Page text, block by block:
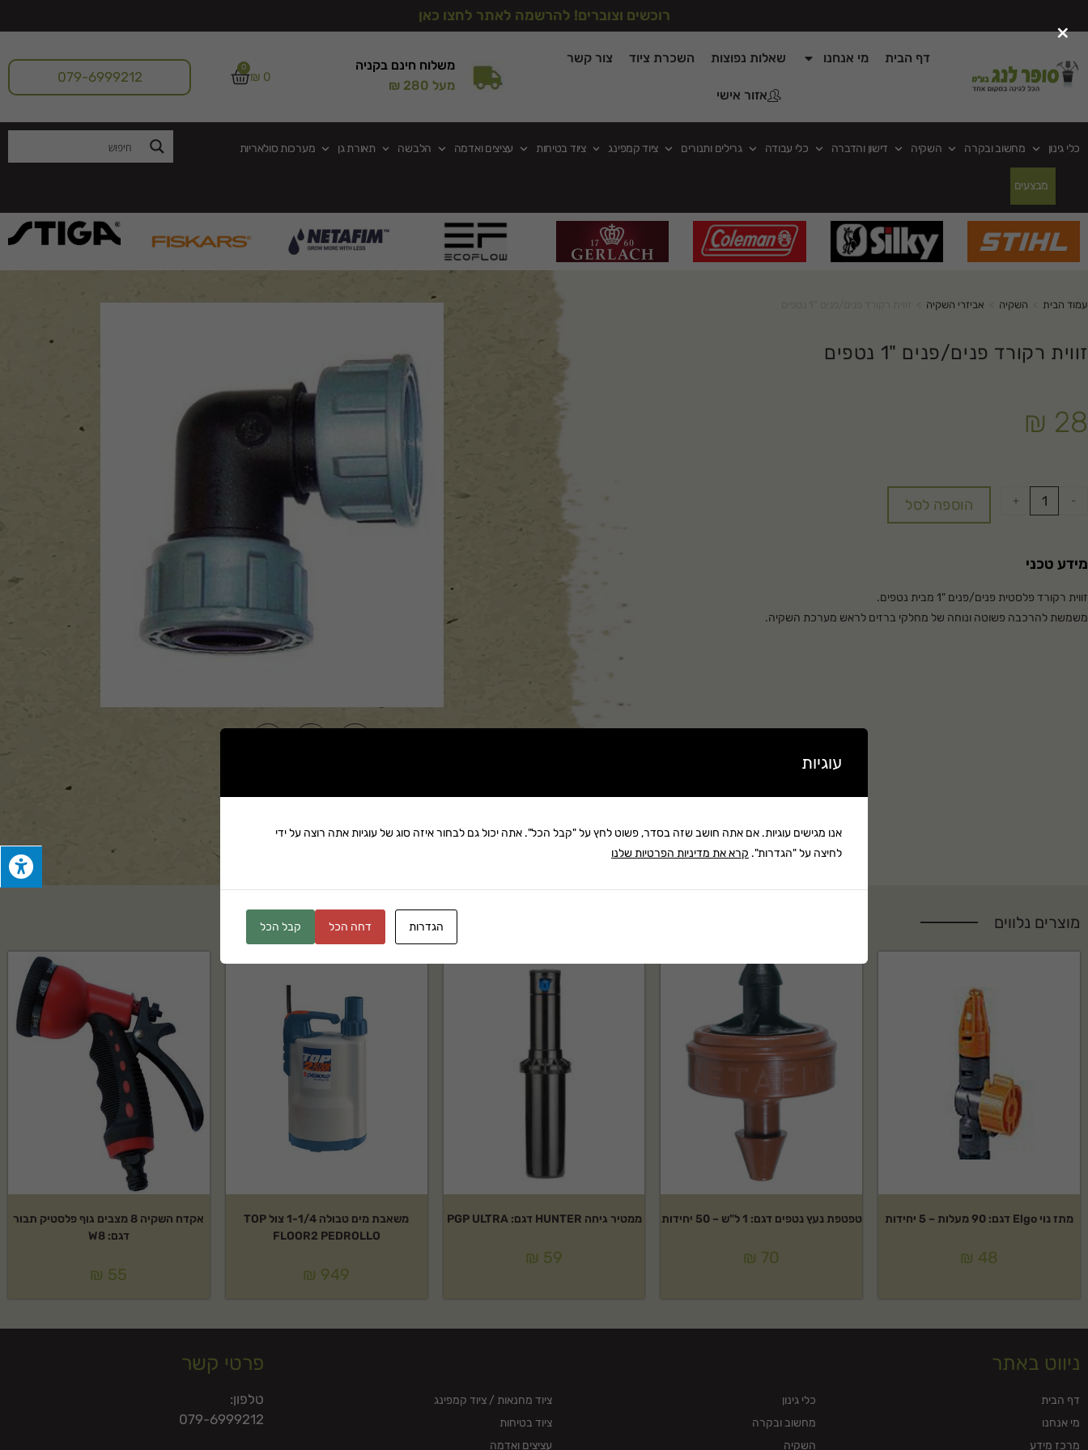
רוכשים וצוברים! להרשמה לאתר לחצו כאן
דף הבית מי אנחנו שאלות נפוצות השכרת ציוד צור קשר
אזור אישי
משלוח חינם בקניה
מעל 280 ₪
₪0
0
079-6999212
כלי גינון מחשוב ובקרה השקיה דישון והדברה כלי עבודה גרילים ותנורים ציוד קמפינג ציוד בטיחות עציצים ואדמה הלבשה תאורת גן מערכות סולאריות
מבצעים
עמוד הבית השקיה אביזרי השקיה
זווית רקורד פנים/פנים "1 נטפים
₪ 28
-
+ הוספה לסל
מידע טכני
זווית רקורד פלסטית פנים/פנים "1 מבית נטפים.
משמשת להרכבה פשוטה ונוחה של מחלקי ברזים לראש מערכת השקיה.
שתף:
זמן אספקה:עד 14 ימי עסקים
מוצרים נלווים
מתז נוי Elgo דגם: 90 מעלות – 5 יחידות
₪ 48
טפטפת נעץ נטפים דגם: 1 ל"ש – 50 יחידות
₪ 70
ממטיר גיחה HUNTER דגם: PGP ULTRA
₪ 59
משאבת מים טבולה 1-1/4 צול TOP
FLOOR2 PEDROLLO
₪ 949
אקדח השקיה 8 מצבים גוף פלסטיק תבור
דגם: W8
₪ 55
ניווט באתר
דף הבית
מי אנחנו
מרכז מידע
כלי גינון
מחשוב ובקרה
השקיה
ציוד מחנאות / ציוד קמפינג
ציוד בטיחות
עציצים ואדמה
פרטי קשר
טלפון:
079-6999212
×
עוגיות
אנו מגישים עוגיות. אם אתה חושב שזה בסדר, פשוט לחץ על "קבל הכל". אתה יכול גם לבחור איזה סוג של עוגיות אתה רוצה על ידי
לחיצה על "הגדרות". קרא את מדיניות הפרטיות שלנו
הגדרות דחה הכל קבל הכל